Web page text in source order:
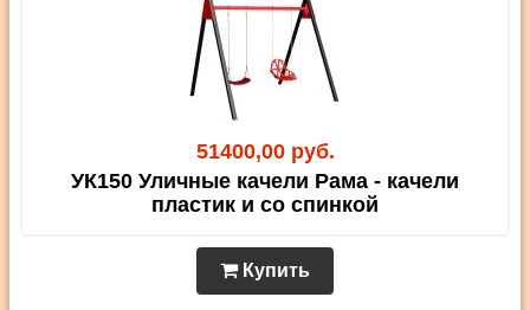
51400,00 руб.
УК150 Уличные качели Рама - качели
пластик и со спинкой
Купить